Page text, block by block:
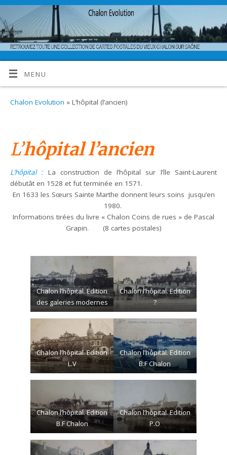
MENU
Chalon Evolution » L’hôpital (l’ancien)
L’hôpital l’ancien
L’hôpital :La construction de l’hôpital sur l’île Saint-Laurent
débutât en 1528 et fut terminée en 1571.
En 1633 les Sœurs Sainte Marthe donnent leurs soins jusqu’en
1980.
Informations tirées du livre « Chalon Coins de rues » de Pascal
Grapin. (8 cartes postales)
Chalon l’hôpital. Edition
des galeries modernes
Chalon l’hôpital. Edition
?
Chalon l’hôpital. Edition
L.V
Chalon l’hôpital. Edition
B.F Chalon
Chalon l’hôpital. Edition
B.F Chalon
Chalon l’hôpital. Edition
P.O